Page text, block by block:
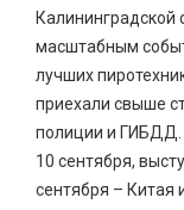
Калининградской
масштабным
лучших
приехали свыше
полиции и ГИБДД.
10 сентября,
сентября – Китая